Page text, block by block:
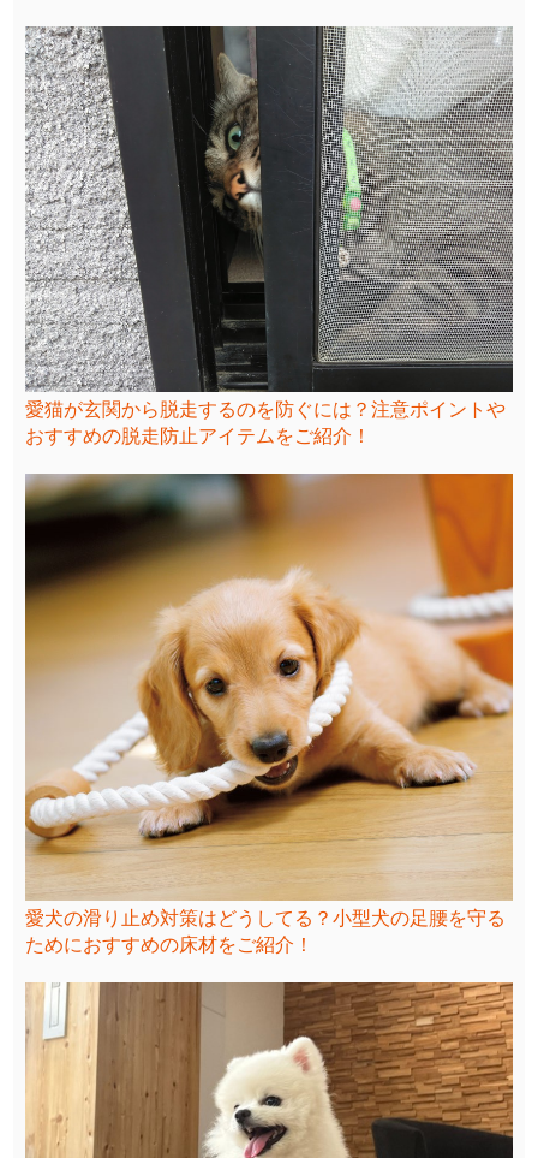
愛猫が玄関から脱走するのを防ぐには？注意ポイントや
おすすめの脱走防止アイテムをご紹介！
愛犬の滑り止め対策はどうしてる？小型犬の足腰を守る
ためにおすすめの床材をご紹介！